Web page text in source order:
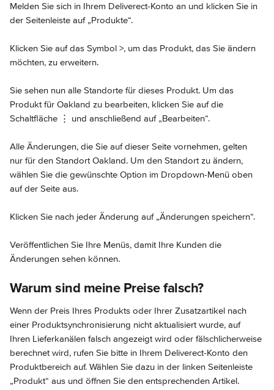
Melden Sie sich in Ihrem Deliverect-Konto an und klicken Sie in
der Seitenleiste auf „Produkte“.
Klicken Sie auf das Symbol >, um das Produkt, das Sie ändern
möchten, zu erweitern.
Sie sehen nun alle Standorte für dieses Produkt. Um das
Produkt für Oakland zu bearbeiten, klicken Sie auf die
Schaltfläche ⋮ und anschließend auf „Bearbeiten“.
Alle Änderungen, die Sie auf dieser Seite vornehmen, gelten
nur für den Standort Oakland. Um den Standort zu ändern,
wählen Sie die gewünschte Option im Dropdown-Menü oben
auf der Seite aus.
Klicken Sie nach jeder Änderung auf „Änderungen speichern“.
Veröffentlichen Sie Ihre Menüs, damit Ihre Kunden die
Änderungen sehen können.
Warum sind meine Preise falsch?
Wenn der Preis Ihres Produkts oder Ihrer Zusatzartikel nach
einer Produktsynchronisierung nicht aktualisiert wurde, auf
Ihren Lieferkanälen falsch angezeigt wird oder fälschlicherweise
berechnet wird, rufen Sie bitte in Ihrem Deliverect-Konto den
Produktbereich auf. Wählen Sie dazu in der linken Seitenleiste
„Produkt“ aus und öffnen Sie den entsprechenden Artikel.